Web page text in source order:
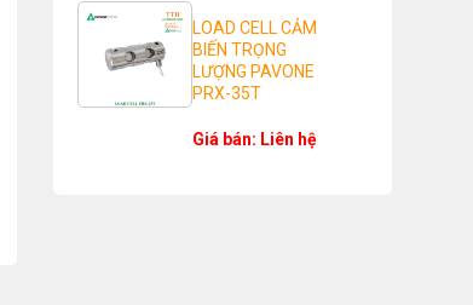
LOAD CELL CẢM
BIẾN TRỌNG
LƯỢNG PAVONE
PRX-35T
Giá bán: Liên hệ